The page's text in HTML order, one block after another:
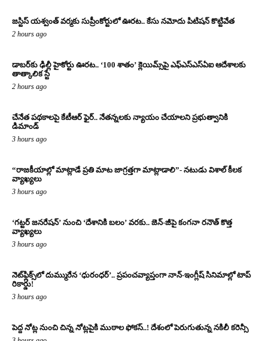
జస్టిస్ యశ్వంత్ వర్మకు సుప్రీంకోర్టులో ఊరట.. కేసు నమోదు పిటిషన్ కొట్టివేత
2 hours ago
డాబర్‌కు ఢిల్లీ హైకోర్టు ఊరట.. ‘100 శాతం’ క్లెయిమ్స్‌పై ఎఫ్‌ఎస్‌ఎస్‌ఏఐ ఆదేశాలకు
తాత్కాలిక స్టే
2 hours ago
చేనేత పథకాలపై కేటీఆర్ ఫైర్.. నేతన్నలకు న్యాయం చేయాలని ప్రభుత్వానికి
డిమాండ్
3 hours ago
“రాజకీయాల్లో మాట్లాడే ప్రతి మాట జాగ్రత్తగా మాట్లాడాలి”- నటుడు విశాల్ కీలక
వ్యాఖ్యలు
3 hours ago
‘గట్టర్ జనరేషన్’ నుంచి ‘దేశానికి బలం’ వరకు.. జెన్-జీపై కంగనా రనౌత్ కొత్త
వ్యాఖ్యలు
3 hours ago
నెట్‌ఫ్లిక్స్‌లో దుమ్మురేన ‘ధురంధర్’.. ప్రపంచవ్యాప్తంగా నాన్-ఇంగ్లీష్ సినిమాల్లో టాప్
రికార్డు!
3 hours ago
పెద్ద నోట్ల నుంచి చిన్న నోట్లపైకి ముఠాల ఫోకస్..! దేశంలో పెరుగుతున్న నకిలీ కరెన్సీ